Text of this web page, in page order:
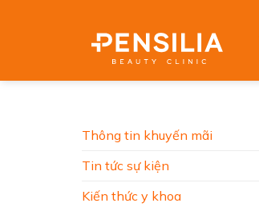
Thông tin khuyến mãi
Tin tức sự kiện
Kiến thức y khoa